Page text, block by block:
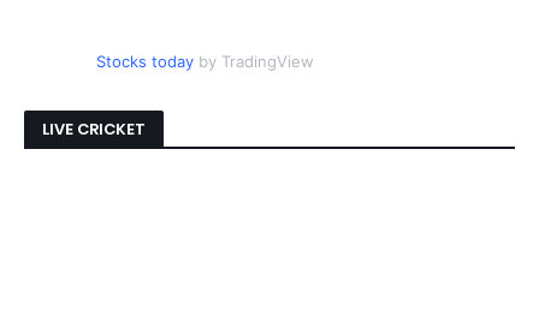
Stocks todayby TradingView
LIVE CRICKET